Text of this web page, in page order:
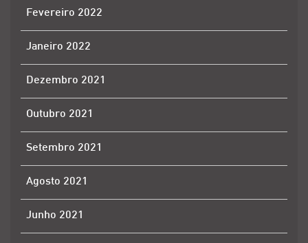
Fevereiro 2022
Janeiro 2022
Dezembro 2021
Outubro 2021
Setembro 2021
Agosto 2021
Junho 2021